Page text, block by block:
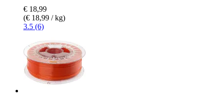
€ 18,99
(€ 18,99 / kg)
3.5 (6)